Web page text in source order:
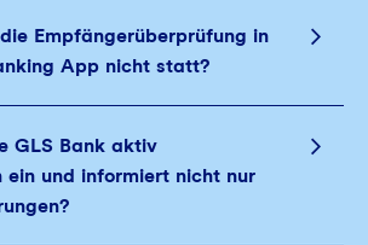
Empfängerüberprüfung in
App nicht statt?
GLS Bank aktiv
ein und informiert nicht nur